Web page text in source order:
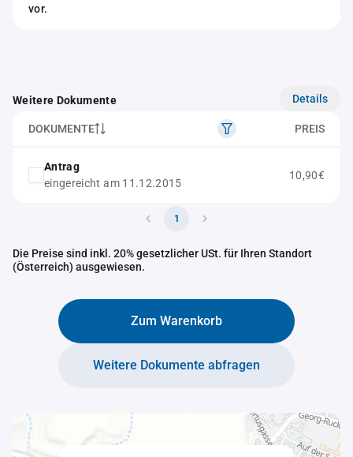
vor.
Weitere Dokumente Details
DOKUMENTE PREIS
Antrag
eingereicht am 11.12.2015
10,90€
1
Die Preise sind inkl. 20% gesetzlicher USt. für Ihren Standort
(Österreich) ausgewiesen.
Zum Warenkorb
Weitere Dokumente abfragen